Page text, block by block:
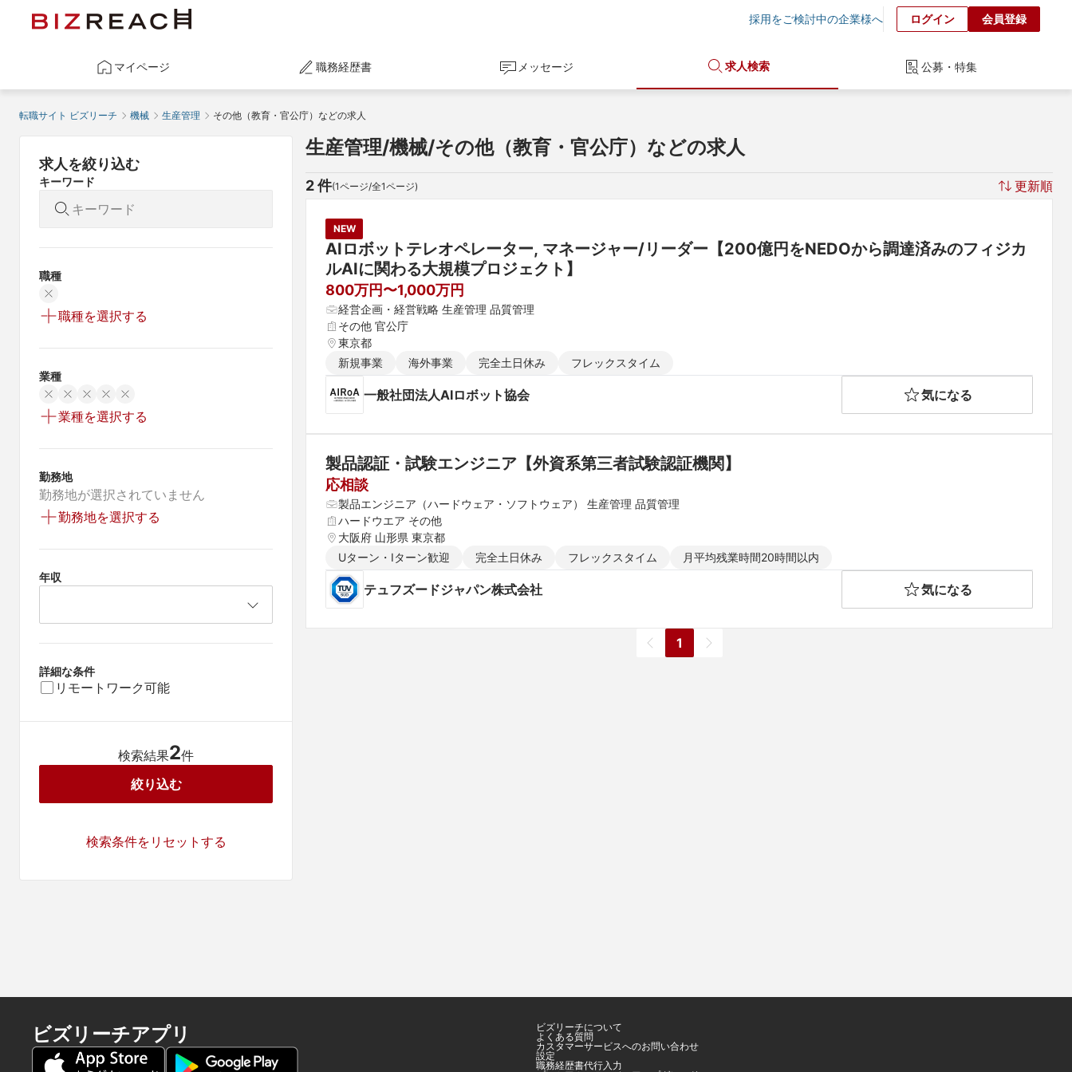
採用をご検討中の企業様へ ログイン 会員登録
マイページ 職務経歴書 メッセージ 求人検索 公募・特集
転職サイト ビズリーチ 機械 生産管理 その他（教育・官公庁）などの求人
求人を絞り込む
キーワード
職種
職種を選択する
業種
業種を選択する
勤務地
勤務地が選択されていません
勤務地を選択する
年収
詳細な条件
リモートワーク可能
検索結果2件
絞り込む
検索条件をリセットする
生産管理/機械/その他（教育・官公庁）などの求人
2 件(1ページ/全1ページ) 更新順
NEW
AIロボットテレオペレーター, マネージャー/リーダー【200億円をNEDOから調達済みのフィジカ
ルAIに関わる大規模プロジェクト】
800万円〜1,000万円
経営企画・経営戦略 生産管理 品質管理
その他 官公庁
東京都
新規事業
海外事業 完全土日休み フレックスタイム
一般社団法人AIロボット協会 気になる
製品認証・試験エンジニア【外資系第三者試験認証機関】
応相談
製品エンジニア（ハードウェア・ソフトウェア） 生産管理 品質管理
ハードウエア その他
大阪府 山形県 東京都
Uターン・Iターン歓迎
完全土日休み フレックスタイム 月平均残業時間20時間以内
テュフズードジャパン株式会社 気になる
1
ビズリーチアプリ
ビズリーチについて
よくある質問
カスタマーサービスへのお問い合わせ
設定
職務経歴書代行入力